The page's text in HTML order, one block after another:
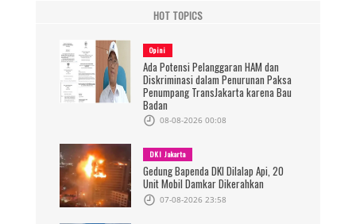
HOT TOPICS
Opini
Ada Potensi Pelanggaran HAM dan
Diskriminasi dalam Penurunan Paksa
Penumpang TransJakarta karena Bau
Badan
08-08-2026 00:08
DKI Jakarta
Gedung Bapenda DKI Dilalap Api, 20
Unit Mobil Damkar Dikerahkan
07-08-2026 23:58